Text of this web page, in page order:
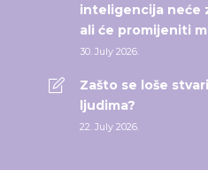
inteligencija neće
ali će promijeniti
30. July 2026.
Zašto se loše
ljudima?
22. July 2026.